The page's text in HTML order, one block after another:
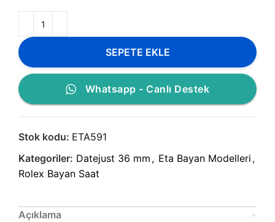
SEPETE EKLE
Whatsapp - Canlı Destek
Stok kodu: ETA591
Kategoriler: Datejust 36 mm , Eta Bayan Modelleri ,
Rolex Bayan Saat
Açıklama